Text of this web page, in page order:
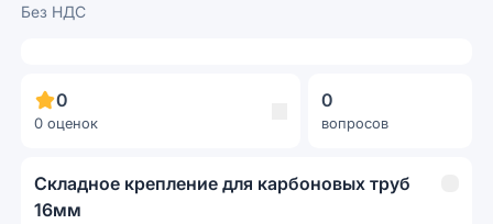
Без НДС
0
0 оценок
0
вопросов
Складное крепление для карбоновых труб
16мм